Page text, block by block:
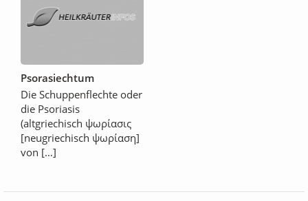
Psorasiechtum
Die Schuppenflechte oder
die Psoriasis
(altgriechisch ψωρίασις
[neugriechisch ψωρίαση]
von […]